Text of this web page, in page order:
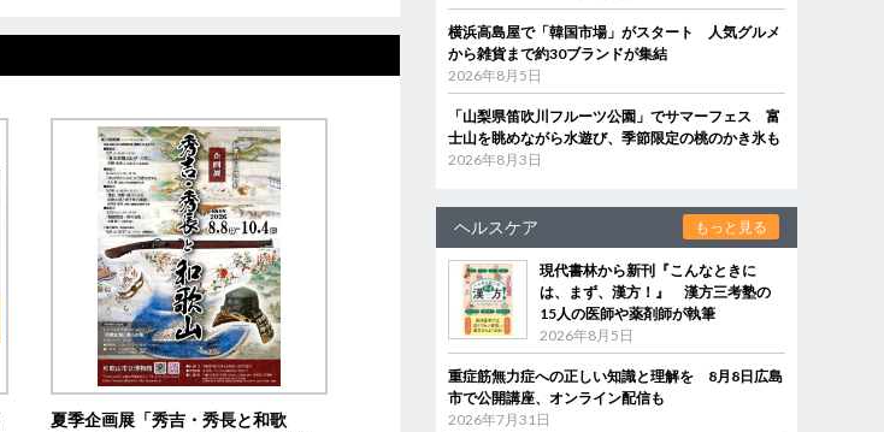
夏季企画展「秀吉・秀長と和歌
横浜高島屋で「韓国市場」がスタート 人気グルメ
から雑貨まで約30ブランドが集結
2026年8月5日
「山梨県笛吹川フルーツ公園」でサマーフェス 富
士山を眺めながら水遊び、季節限定の桃のかき氷も
2026年8月3日
ヘルスケア もっと見る
現代書林から新刊『こんなときに
は、まず、漢方！』 漢方三考塾の
15人の医師や薬剤師が執筆
2026年8月5日
重症筋無力症への正しい知識と理解を 8月8日広島
市で公開講座、オンライン配信も
2026年7月31日